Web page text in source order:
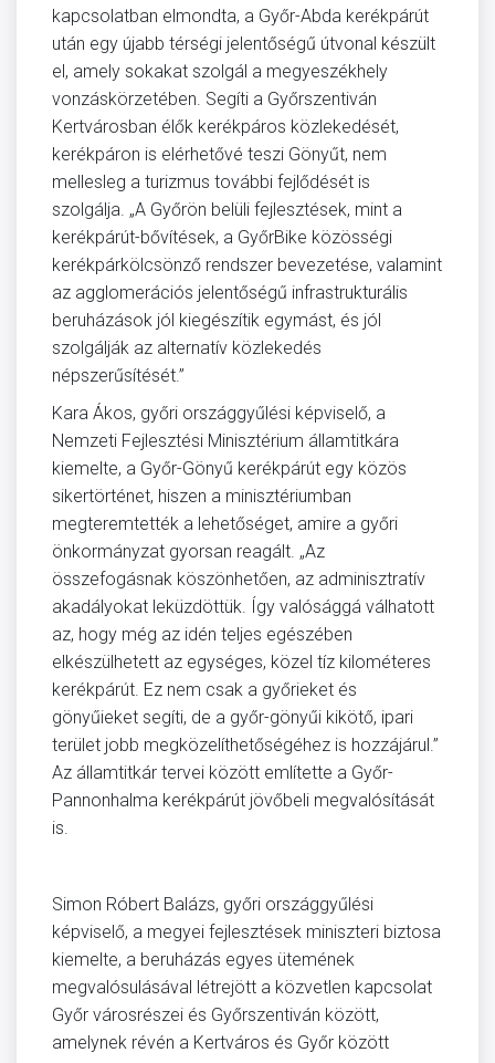
kapcsolatban elmondta, a Győr-Abda kerékpárút
után egy újabb térségi jelentőségű útvonal készült
el, amely sokakat szolgál a megyeszékhely
vonzáskörzetében. Segíti a Győrszentiván
Kertvárosban élők kerékpáros közlekedését,
kerékpáron is elérhetővé teszi Gönyűt, nem
mellesleg a turizmus további fejlődését is
szolgálja. „A Győrön belüli fejlesztések, mint a
kerékpárút-bővítések, a GyőrBike közösségi
kerékpárkölcsönző rendszer bevezetése, valamint
az agglomerációs jelentőségű infrastrukturális
beruházások jól kiegészítik egymást, és jól
szolgálják az alternatív közlekedés
népszerűsítését.”
Kara Ákos, győri országgyűlési képviselő, a
Nemzeti Fejlesztési Minisztérium államtitkára
kiemelte, a Győr-Gönyű kerékpárút egy közös
sikertörténet, hiszen a minisztériumban
megteremtették a lehetőséget, amire a győri
önkormányzat gyorsan reagált. „Az
összefogásnak köszönhetően, az adminisztratív
akadályokat leküzdöttük. Így valósággá válhatott
az, hogy még az idén teljes egészében
elkészülhetett az egységes, közel tíz kilométeres
kerékpárút. Ez nem csak a győrieket és
gönyűieket segíti, de a győr-gönyűi kikötő, ipari
terület jobb megközelíthetőségéhez is hozzájárul.”
Az államtitkár tervei között említette a Győr-
Pannonhalma kerékpárút jövőbeli megvalósítását
is.
Simon Róbert Balázs, győri országgyűlési
képviselő, a megyei fejlesztések miniszteri biztosa
kiemelte, a beruházás egyes ütemének
megvalósulásával létrejött a közvetlen kapcsolat
Győr városrészei és Győrszentiván között,
amelynek révén a Kertváros és Győr között